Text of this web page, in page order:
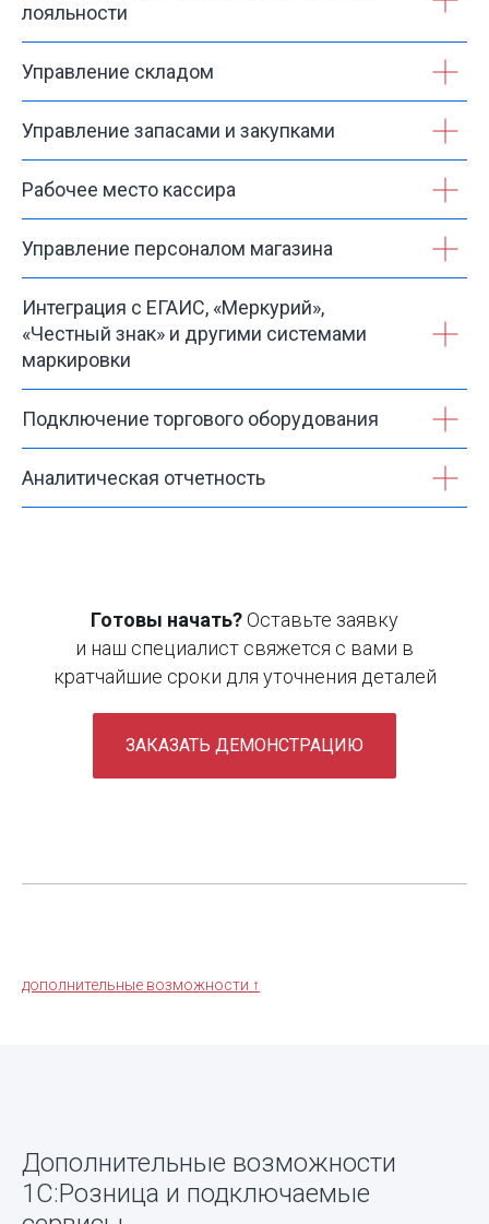
лояльности
Управление складом
Управление запасами и закупками
Рабочее место кассира
Управление персоналом магазина
Интеграция с ЕГАИС, «Меркурий»,
«Честный знак» и другими системами
маркировки
Подключение торгового оборудования
Аналитическая отчетность
Готовы начать?Оставьте заявку
и наш специалист свяжется с вами в
кратчайшие сроки для уточнения деталей
ЗАКАЗАТЬ ДЕМОНСТРАЦИЮ
дополнительные возможности ↑
Дополнительные возможности
1С:Розница и подключаемые